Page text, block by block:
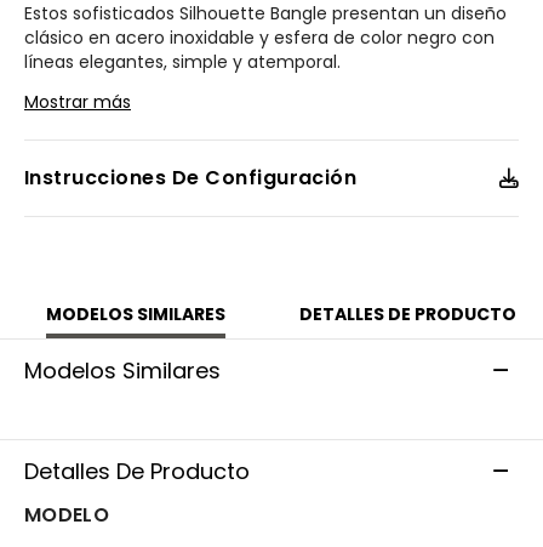
Estos sofisticados Silhouette Bangle presentan un diseño
clásico en acero inoxidable y esfera de color negro con
líneas elegantes, simple y atemporal.
Modelo #:EX1420-50E
Mostrar más
Instrucciones De Configuración
MODELOS SIMILARES DETALLES DE PRODUCTO
Modelos Similares
Detalles De Producto
MODELO